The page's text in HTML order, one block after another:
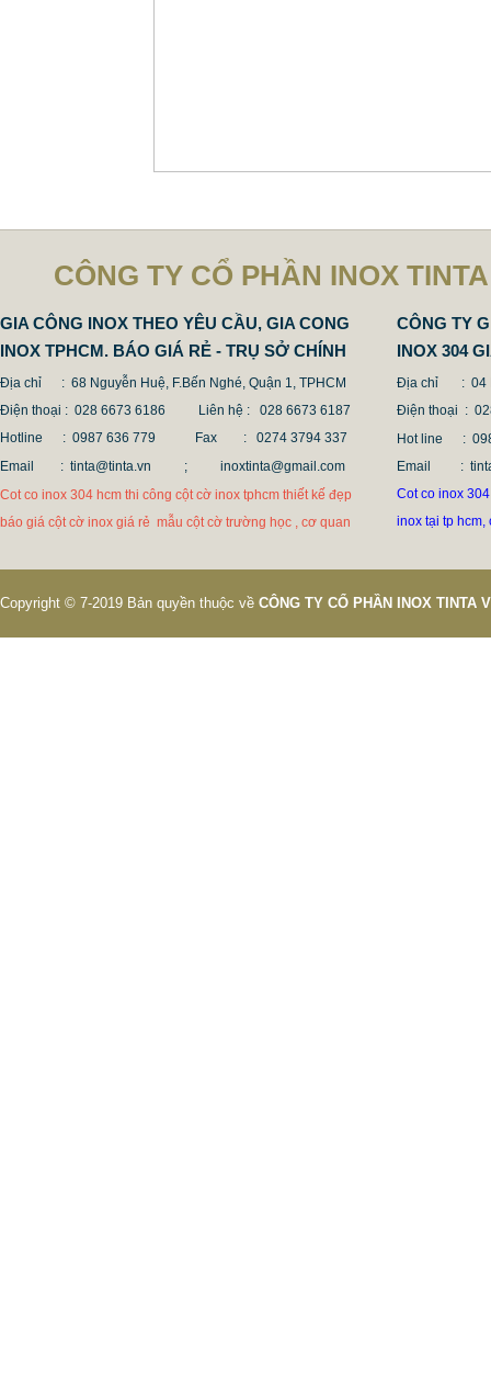
CÔNG TY CỔ PHẦN INOX
GIA CÔNG INOX THEO YÊU CẦU, GIA CONG
INOX TPHCM. BÁO GIÁ RẺ - TRỤ SỞ CHÍNH
Địa chỉ : 68 Nguyễn Huệ, F.Bến Nghé, Quận 1, TPHCM
Điện thoại : 028 6673 6186
Liên hệ : 028 6673 6187
Hotline : 0987 636 779 Fax
: 0274 3794 337
Email : tinta@tinta.vn ;
inoxtinta@gmail.com
Cot co inox 304 hcm thi công cột cờ inox tphcm thiết kế đẹp
báo giá cột cờ inox giá rẻ mẫu cột cờ trường học , cơ quan
CÔNG TY
INOX 304
Địa chỉ
: 04
Điện thoại :
Hot line
:
Email
:
Cot co inox
inox tại tp
Copyright © 7-2019 Bản quyền thuộc về CÔNG TY CỔ PHẦN INOX TINTA